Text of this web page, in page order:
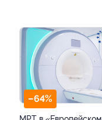
–64%